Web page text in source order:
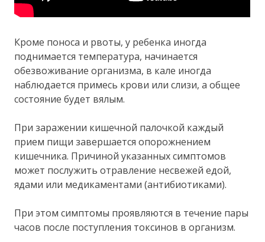
Кроме поноса и рвоты, у ребенка иногда
поднимается температура, начинается
обезвоживание организма, в кале иногда
наблюдается примесь крови или слизи, а общее
состояние будет вялым.
При заражении кишечной палочкой каждый
прием пищи завершается опорожнением
кишечника. Причиной указанных симптомов
может послужить отравление несвежей едой,
ядами или медикаментами (антибиотиками).
При этом симптомы проявляются в течение пары
часов после поступления токсинов в организм.